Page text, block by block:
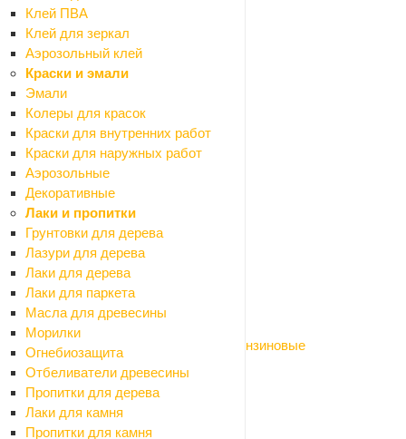
Клей ПВА
Клей для зеркал
Аэрозольный клей
Краски и эмали
Эмали
Колеры для красок
Краски для внутренних работ
Краски для наружных работ
Аэрозольные
Декоративные
Лаки и пропитки
Грунтовки для дерева
Лазури для дерева
Лаки для дерева
Лаки для паркета
Масла для древесины
Морилки
Огнебиозащита
Отбеливатели древесины
Пропитки для дерева
Лаки для камня
Пропитки для камня
Назад
Электроинструмент
Бетоносмесители
Болгарки (УШМ)
Бурильные установки
Вибраторы глубинные
Газовое, газосварочное оборудование
Гайковерты
Генераторы
Граверы
Дрели сетевые
Клеящий электроинструмент
Компрессоры
Красящий электроинструмент
Крепежный электроинструмент
Лобзики
Миксеры строительные
Мотобуры, мотопомпы, виброплиты бензиновые
Мультитулы
Наборы электроинструмента
Ножницы по металлу эл.
Отбойные молотки